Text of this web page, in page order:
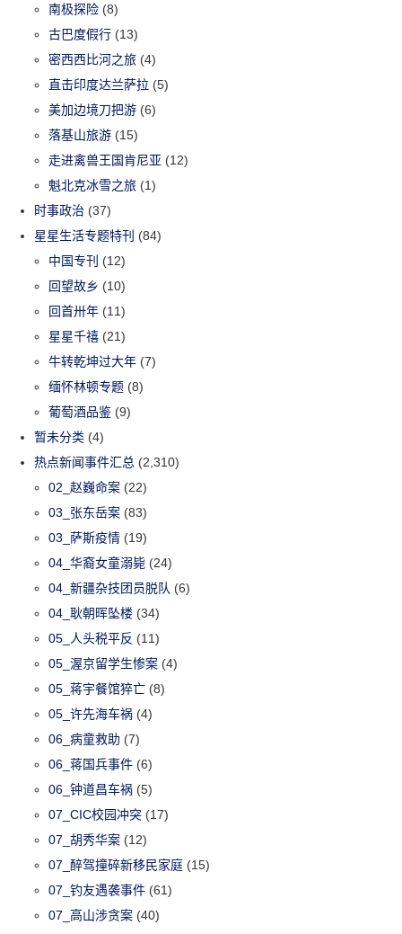
南极探险 (8)
古巴度假行 (13)
密西西比河之旅 (4)
直击印度达兰萨拉 (5)
美加边境刀把游 (6)
落基山旅游 (15)
走进禽兽王国肯尼亚 (12)
魁北克冰雪之旅 (1)
时事政治 (37)
星星生活专题特刊 (84)
中国专刊 (12)
回望故乡 (10)
回首卅年 (11)
星星千禧 (21)
牛转乾坤过大年 (7)
缅怀林顿专题 (8)
葡萄酒品鉴 (9)
暂未分类 (4)
热点新闻事件汇总 (2,310)
02_赵巍命案 (22)
03_张东岳案 (83)
03_萨斯疫情 (19)
04_华裔女童溺毙 (24)
04_新疆杂技团员脱队 (6)
04_耿朝晖坠楼 (34)
05_人头税平反 (11)
05_渥京留学生惨案 (4)
05_蒋宇餐馆猝亡 (8)
05_许先海车祸 (4)
06_病童救助 (7)
06_蒋国兵事件 (6)
06_钟道昌车祸 (5)
07_CIC校园冲突 (17)
07_胡秀华案 (12)
07_醉驾撞碎新移民家庭 (15)
07_钓友遇袭事件 (61)
07_高山涉贪案 (40)